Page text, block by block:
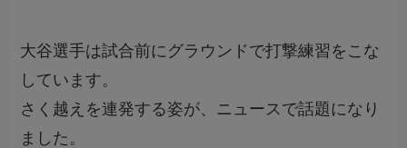
大谷選手は試合前にグラウンドで打撃練習をこな
しています。
さく越えを連発する姿が、ニュースで話題になり
ました。